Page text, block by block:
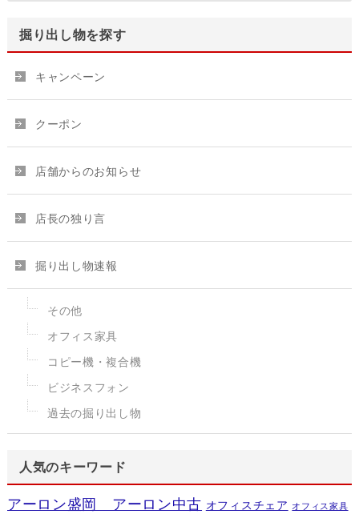
掘り出し物を探す
キャンペーン
クーポン
店舗からのお知らせ
店長の独り言
掘り出し物速報
その他
オフィス家具
コピー機・複合機
ビジネスフォン
過去の掘り出し物
人気のキーワード
アーロン盛岡 アーロン中古 オフィスチェア オフィス家具